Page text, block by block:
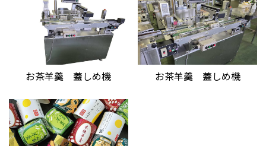
お茶羊羹 蓋しめ機 お茶羊羹 蓋しめ機